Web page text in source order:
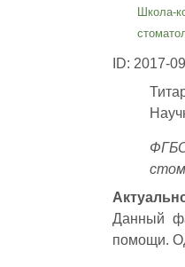
Школа-
ID: 2017-
Данный
помощи.